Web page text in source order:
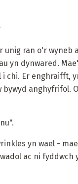
unig ran o'r
yn dynwared.
i chi. Er enghraifft,
bywyd anghyfrifol.
yn wael -
ac ni